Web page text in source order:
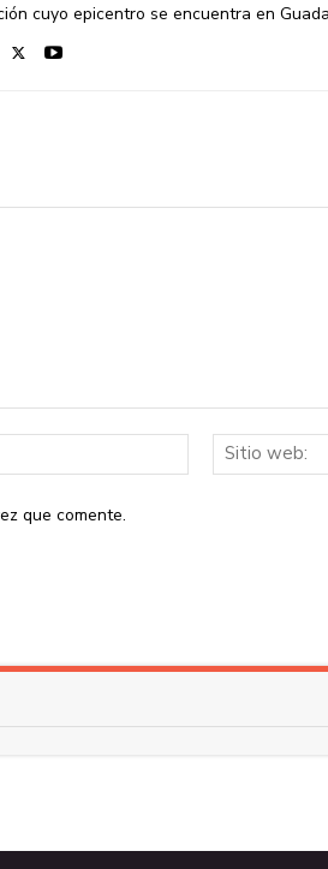
cuyo epicentro se encuentra en
Correo
electrónico:*
que comente.